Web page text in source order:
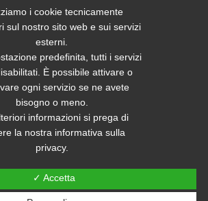
i cookie tecnicamente
sul nostro sito web e sui servizi
esterni.
predefinita, tutti i servizi
È possibile attivare o
ogni servizio se ne avete
bisogno o meno.
informazioni si prega di
la nostra informativa sulla
privacy.
✓ Accetta